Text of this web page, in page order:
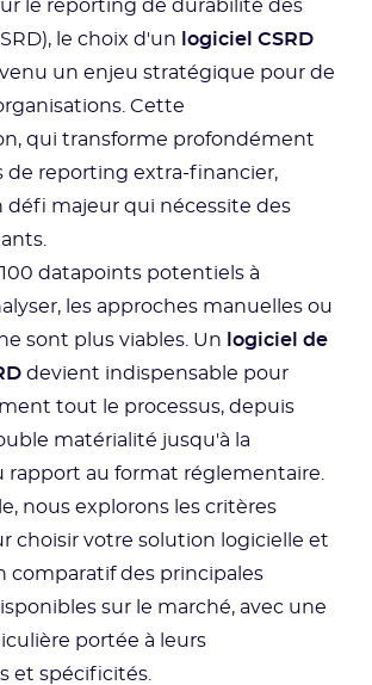
le reporting de durabilité des
le choix d'un
logiciel CSRD
un enjeu stratégique pour de
Cette
qui transforme profondément
de reporting extra-financier,
défi majeur qui nécessite des
datapoints potentiels à
les approches manuelles ou
sont plus viables. Un
logiciel de
devient indispensable pour
tout le processus, depuis
matérialité jusqu'à la
rapport au format réglementaire.
nous explorons les critères
choisir votre solution logicielle et
comparatif des principales
sur le marché, avec une
portée à leurs
et spécificités.